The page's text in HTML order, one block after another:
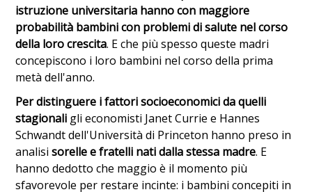
istruzione universitaria hanno con maggiore
probabilità bambini con problemi di salute nel corso
della loro crescita. E che più spesso queste madri
concepiscono i loro bambini nel corso della prima
metà dell'anno.
Per distinguere i fattori socioeconomici da quelli
stagionali gli economisti Janet Currie e Hannes
Schwandt dell'Università di Princeton hanno preso in
analisisorelle e fratelli nati dalla stessa madre. E
hanno dedotto che maggio è il momento più
sfavorevole per restare incinte: i bambini concepiti in